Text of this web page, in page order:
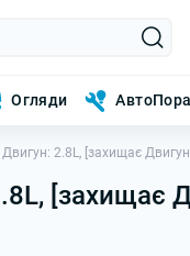
Огляди
2.8L, [захищає